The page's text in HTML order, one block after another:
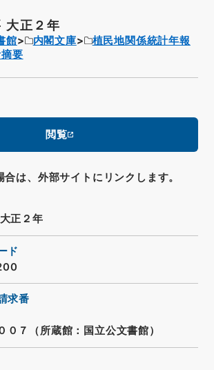
大正２年
館 内閣文庫
植民地関係統計年報
要
閲覧
合は、外部サイトにリンクします。
正２年
ド
求番
０７（所蔵館：国立公文書館）